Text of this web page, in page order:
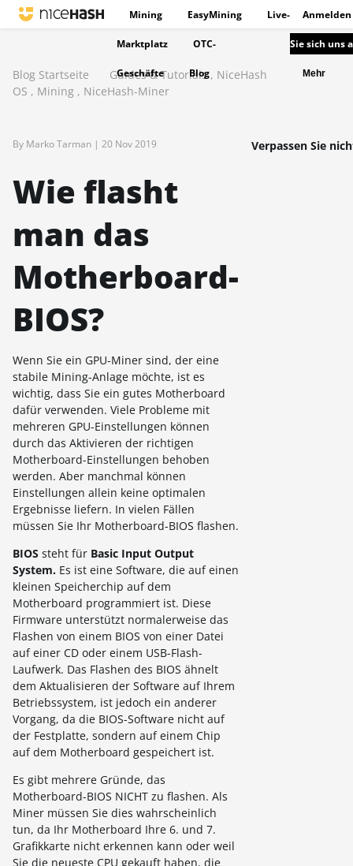
Mining EasyMining Live-
Marktplatz OTC-
Geschäfte Blog
Anmelden
Sie sich uns
Mehr
Blog Startseite Guides & Tutorials , NiceHash
OS , Mining , NiceHash-Miner
By Marko Tarman | 20 Nov 2019
Wie flasht
man das
Motherboard-
BIOS?
Wenn Sie ein GPU-Miner sind, der eine
stabile Mining-Anlage möchte, ist es
wichtig, dass Sie ein gutes Motherboard
dafür verwenden. Viele Probleme mit
mehreren GPU-Einstellungen können
durch das Aktivieren der richtigen
Motherboard-Einstellungen behoben
werden. Aber manchmal können
Einstellungen allein keine optimalen
Ergebnisse liefern. In vielen Fällen
müssen Sie Ihr Motherboard-BIOS flashen.
BIOS steht für Basic Input Output
System. Es ist eine Software, die auf einen
kleinen Speicherchip auf dem
Motherboard programmiert ist. Diese
Firmware unterstützt normalerweise das
Flashen von einem BIOS von einer Datei
auf einer CD oder einem USB-Flash-
Laufwerk. Das Flashen des BIOS ähnelt
dem Aktualisieren der Software auf Ihrem
Betriebssystem, ist jedoch ein anderer
Vorgang, da die BIOS-Software nicht auf
der Festplatte, sondern auf einem Chip
auf dem Motherboard gespeichert ist.
Es gibt mehrere Gründe, das
Motherboard-BIOS NICHT zu flashen. Als
Miner müssen Sie dies wahrscheinlich
tun, da Ihr Motherboard Ihre 6. und 7.
Grafikkarte nicht erkennen kann oder weil
Sie die neueste CPU gekauft haben, die
Verpassen Sie